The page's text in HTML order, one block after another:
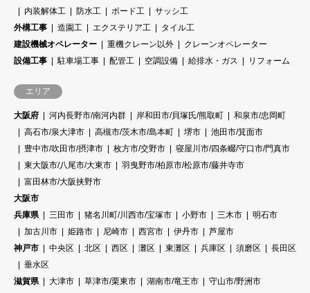
内装解体工
防水工 ボード工
サッシ工
外構工事
造園工 エクステリア工
タイル工
建設機械オペレーター
重機クレーン以外
クレーンオペレーター
設備工事
駐車場工事 配管工 空調設備 給排水・ガス リフォーム
エリア
大阪府 河内長野市/南河内群 岸和田市/貝塚氏/熊取町
和泉市/忠岡町
高石市/泉大津市
高槻市/茨木市/島本町 堺市
池田市/箕面市
豊中市/吹田市/摂津市
枚方市/交野市
寝屋川市/四条畷/守口市/門真市
東大阪市/八尾市/大東市
羽曳野市/柏原市/松原市/藤井寺市
富田林市/大阪挟野市
大阪市
兵庫県
三田市 猪名川町/川西市/宝塚市 小野市 三木市
明石市
加古川市
姫路市 尼崎市 西宮市 伊丹市
芦屋市
神戸市
中央区 北区 西区 灘区 東灘区 兵庫区 須磨区
長田区
垂水区
滋賀県
大津市 草津市/栗東市 湖南市/竜王市
守山市/野洲市